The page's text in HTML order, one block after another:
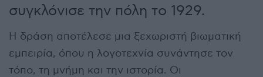
συγκλόνισε την πόλη το 1929.
Η δράση αποτέλεσε μια ξεχωριστή βιωματική
εμπειρία, όπου η λογοτεχνία συνάντησε τον
τόπο, τη μνήμη και την ιστορία. Οι